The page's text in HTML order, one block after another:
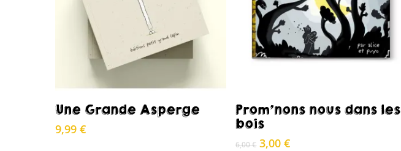
Acheter
Une Grande Asperge
9,99 €
Acheter
Prom’nons nous dans les
bois
6,00€ Le
3,00€Le